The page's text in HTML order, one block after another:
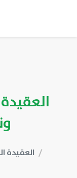
العقيدة